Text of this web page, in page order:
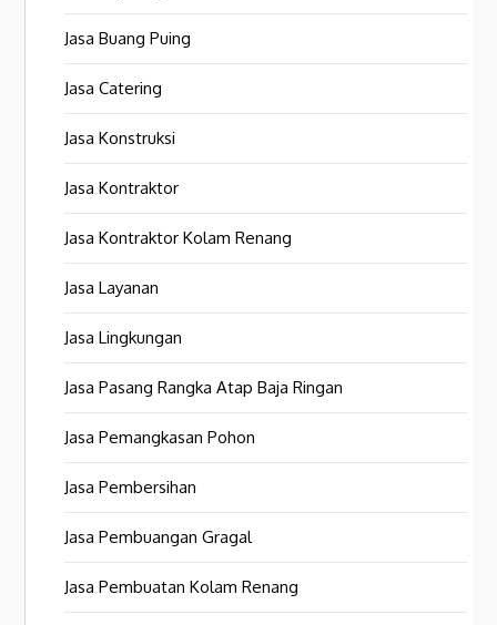
Jasa Buang Puing
Jasa Catering
Jasa Konstruksi
Jasa Kontraktor
Jasa Kontraktor Kolam Renang
Jasa Layanan
Jasa Lingkungan
Jasa Pasang Rangka Atap Baja Ringan
Jasa Pemangkasan Pohon
Jasa Pembersihan
Jasa Pembuangan Gragal
Jasa Pembuatan Kolam Renang